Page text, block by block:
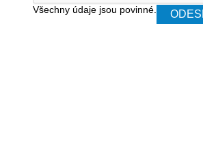
Všechny údaje jsou povinné.